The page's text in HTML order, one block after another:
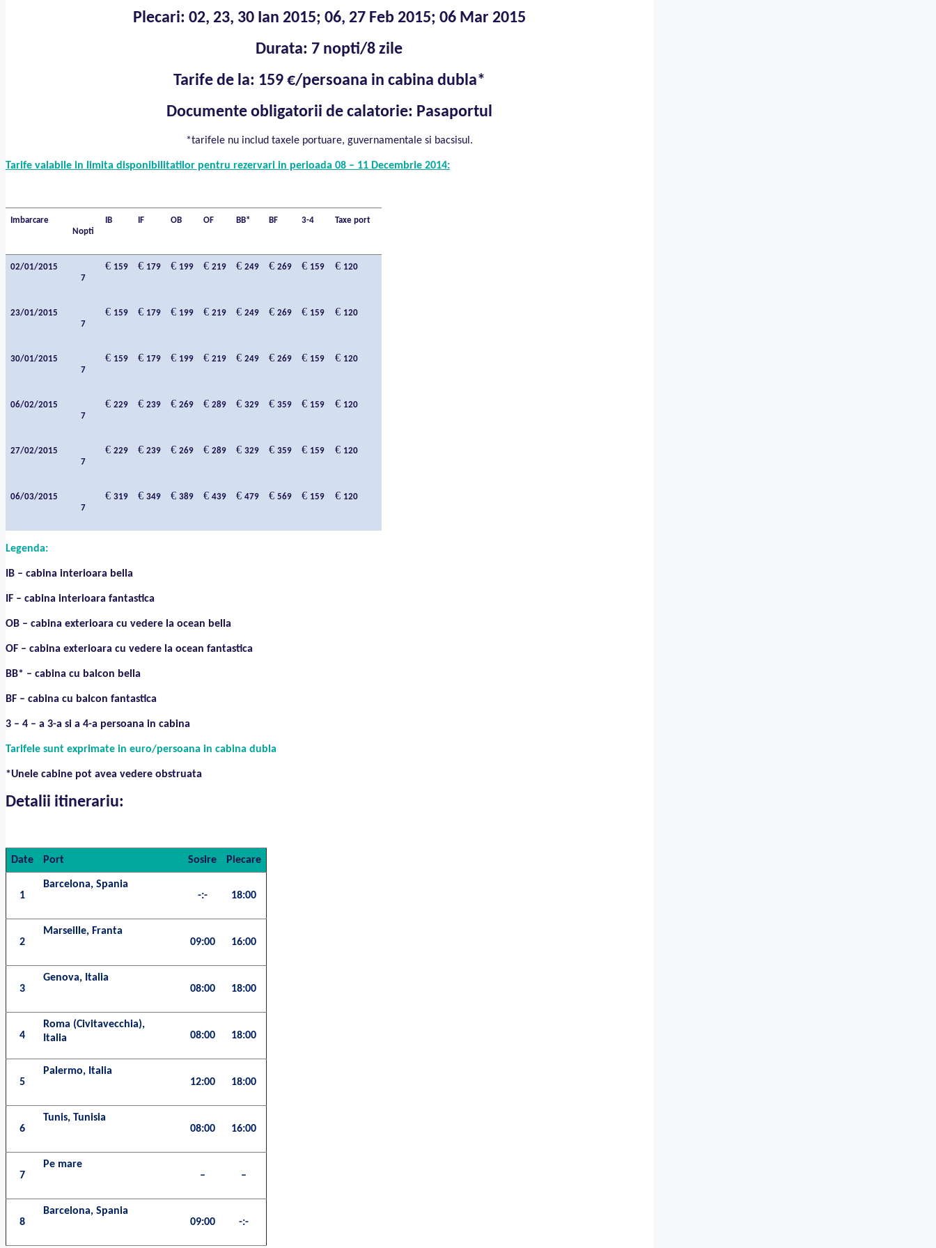
Plecari: 02, 23, 30 Ian 2015; 06, 27 Feb 2015; 06 Mar 2015
Durata: 7 nopti/8 zile
Tarife de la: 159 €/persoana in cabina dubla*
Documente obligatorii de calatorie: Pasaportul
*tarifele nu includ taxele portuare, guvernamentale si bacsisul.
Tarife valabile in limita disponibilitatilor pentru rezervari in perioada 08 – 11 Decembrie 2014:
Imbarcare
Nopti
IB IF OB OF BB* BF 3-4 Taxe port
02/01/2015
7
€ 159 € 179 € 199 € 219 € 249 € 269 € 159 € 120
23/01/2015
7
€ 159 € 179 € 199 € 219 € 249 € 269 € 159 € 120
30/01/2015
7
€ 159 € 179 € 199 € 219 € 249 € 269 € 159 € 120
06/02/2015
7
€ 229 € 239 € 269 € 289 € 329 € 359 € 159 € 120
27/02/2015
7
€ 229 € 239 € 269 € 289 € 329 € 359 € 159 € 120
06/03/2015
7
€ 319 € 349 € 389 € 439 € 479 € 569 € 159 € 120
Legenda:
IB – cabina interioara bella
IF – cabina interioara fantastica
OB – cabina exterioara cu vedere la ocean bella
OF – cabina exterioara cu vedere la ocean fantastica
BB* – cabina cu balcon bella
BF – cabina cu balcon fantastica
3 – 4 – a 3-a si a 4-a persoana in cabina
Tarifele sunt exprimate in euro/persoana in cabina dubla
*Unele cabine pot avea vedere obstruata
Detalii itinerariu:
Date Port Sosire Plecare
1
Barcelona, Spania
-:-
18:00
2
Marseille, Franta
09:00
16:00
3
Genova, Italia
08:00
18:00
4
Roma (Civitavecchia),
Italia
08:00 18:00
5
Palermo, Italia
12:00
18:00
6
Tunis, Tunisia
08:00
16:00
7
Pe mare
–
–
8
Barcelona, Spania
09:00
-:-